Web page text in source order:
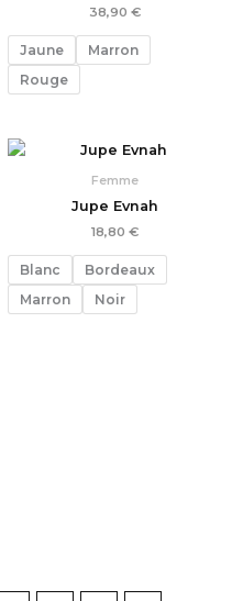
38,90 €
Jaune
Marron
Rouge
Femme
Jupe Evnah
18,80 €
Blanc
Bordeaux
Marron
Noir